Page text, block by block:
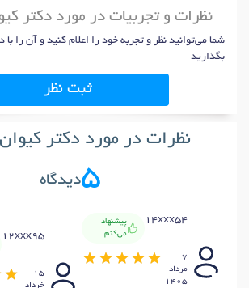
نظرات و تجربیات در مورد دکتر
شما می‌توانید نظر و تجربه خود را اعلام کنید و آن را
بگذارید
ثبت نظر
نظرات در مورد دکتر
5دیدگاه
14xxx54
پیشنهاد
می‌کنم
7
مرداد
1405
12xxx95
15
خرداد